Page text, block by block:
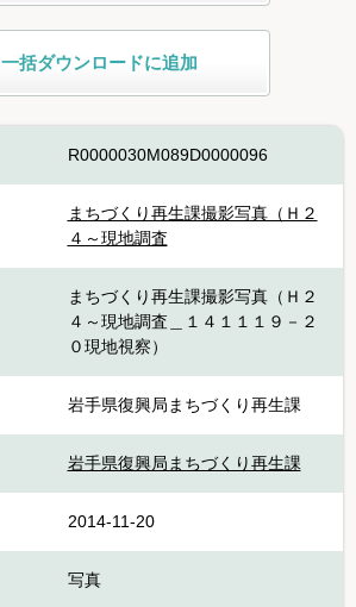
一括ダウンロードに追加
R0000030M089D0000096
まちづくり再生課撮影写真（Ｈ２
４～現地調査
まちづくり再生課撮影写真（Ｈ２
４～現地調査＿１４１１１９－２
０現地視察）
岩手県復興局まちづくり再生課
岩手県復興局まちづくり再生課
2014-11-20
写真